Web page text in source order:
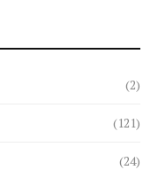
(2)
(121)
(24)